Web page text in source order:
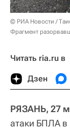
© РИА Новости /
Фрагмент
Читать ria.ru в
Дзен
РЯЗАНЬ, 27
атаки БПЛА в